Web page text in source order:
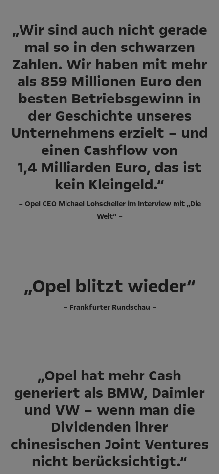
„Wir sind auch nicht gerade
mal so in den schwarzen
Zahlen. Wir haben mit mehr
als 859 Millionen Euro den
besten Betriebsgewinn in
der Geschichte unseres
Unternehmens erzielt – und
einen Cashflow von
1,4 Milliarden Euro, das ist
kein Kleingeld.“
– Opel CEO Michael Lohscheller im Interview mit „Die
Welt“ –
„Opel blitzt wieder“
– Frankfurter Rundschau –
„Opel hat mehr Cash
generiert als BMW, Daimler
und VW – wenn man die
Dividenden ihrer
chinesischen Joint Ventures
nicht berücksichtigt.“